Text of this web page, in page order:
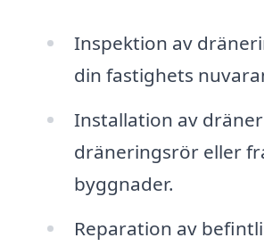
Inspektion av
din fastighets
Installation av
dräneringsrör eller
byggnader.
Reparation av